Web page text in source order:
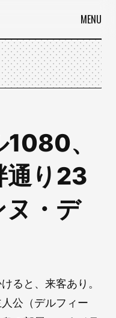
MENU
、
通り23
ヌ・デ
ると、来客あり。
公（デルフィー